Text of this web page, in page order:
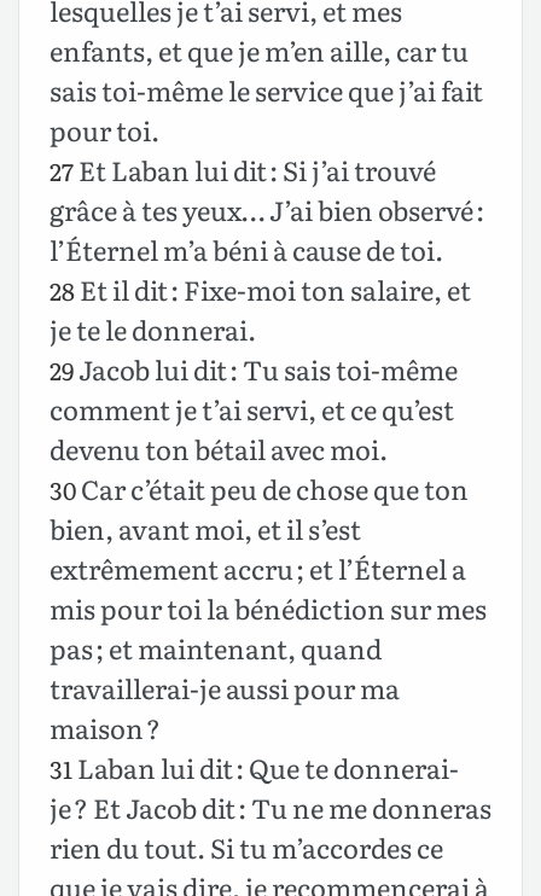
lesquelles je t’ai servi, et mes
enfants, et que je m’en aille, car tu
sais toi-même le service que j’ai fait
pour toi.
27Et Laban lui dit : Si j’ai trouvé
grâce à tes yeux… J’ai bien observé :
l’Éternel m’a béni à cause de toi.
28Et il dit : Fixe-moi ton salaire, et
je te le donnerai.
29Jacob lui dit : Tu sais toi-même
comment je t’ai servi, et ce qu’est
devenu ton bétail avec moi.
30Car c’était peu de chose que ton
bien, avant moi, et il s’est
extrêmement accru ; et l’Éternel a
mis pour toi la bénédiction sur mes
pas ; et maintenant, quand
travaillerai-je aussi pour ma
maison ?
31Laban lui dit : Que te donnerai-
je ? Et Jacob dit : Tu ne me donneras
rien du tout. Si tu m’accordes ce
que je vais dire, je recommencerai à